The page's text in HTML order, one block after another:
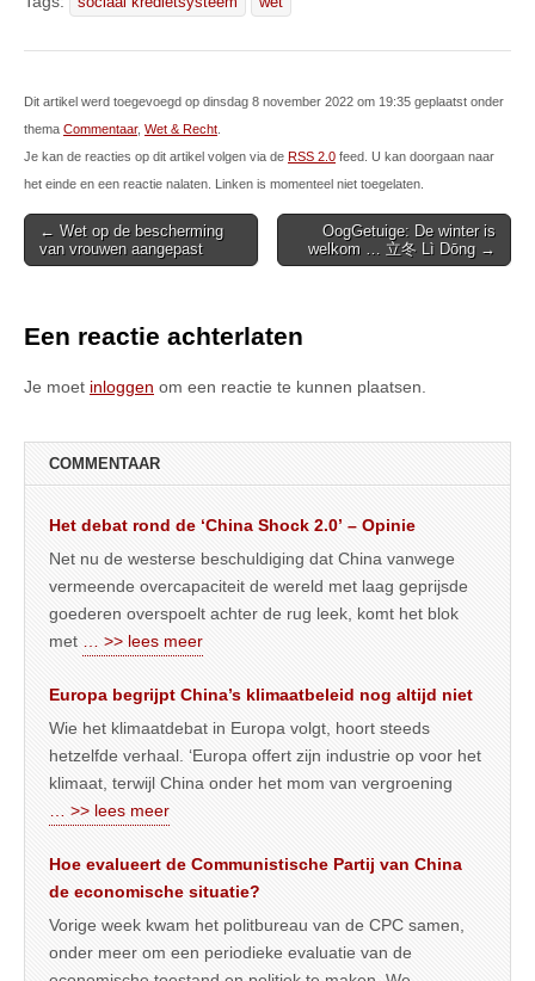
Dit artikel werd toegevoegd op dinsdag 8 november 2022 om 19:35 geplaatst onder
thema Commentaar, Wet & Recht
Je kan de reacties op dit artikel volgen via de RSS 2.0 feed. U kan doorgaan naar
het einde en een reactie nalaten. Linken is momenteel niet toegelaten.
Post
navigation
← Wet op de bescherming
van vrouwen aangepast
OogGetuige: De winter is
welkom … 立冬 Lì Dōng →
Een reactie achterlaten
Je moet inloggen om een reactie te kunnen plaatsen.
COMMENTAAR
Het debat rond de ‘China Shock 2.0’ – Opinie
Net nu de westerse beschuldiging dat China vanwege
vermeende overcapaciteit de wereld met laag geprijsde
goederen overspoelt achter de rug leek, komt het blok
met … >> lees meer
Europa begrijpt China’s klimaatbeleid nog altijd niet
Wie het klimaatdebat in Europa volgt, hoort steeds
hetzelfde verhaal. ‘Europa offert zijn industrie op voor het
klimaat, terwijl China onder het mom van vergroening
… >> lees meer
Hoe evalueert de Communistische Partij van China
de economische situatie?
Vorige week kwam het politbureau van de CPC samen,
onder meer om een periodieke evaluatie van de